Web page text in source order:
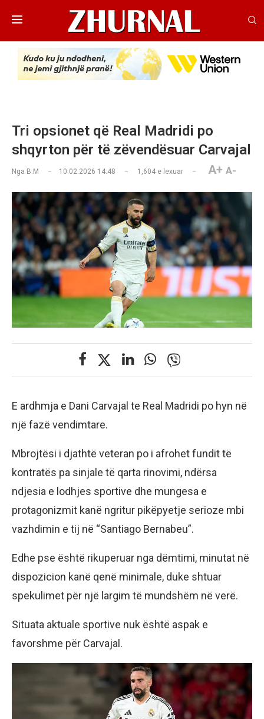
Tri opsionet që Real Madridi po
shqyrton për të zëvendësuar Carvajal
Nga B.M 10.02.2026 14:48 1,604 e lexuar A+ A-
E ardhmja e Dani Carvajal te Real Madridi po hyn në
një fazë vendimtare.
Mbrojtësi i djathtë veteran po i afrohet fundit të
kontratës pa sinjale të qarta rinovimi, ndërsa
ndjesia e lodhjes sportive dhe mungesa e
protagonizmit kanë ngritur pikëpyetje serioze mbi
vazhdimin e tij në “Santiago Bernabeu”.
Edhe pse është rikuperuar nga dëmtimi, minutat në
dispozicion kanë qenë minimale, duke shtuar
spekulimet për një largim të mundshëm në verë.
Situata aktuale sportive nuk është aspak e
favorshme për Carvajal.